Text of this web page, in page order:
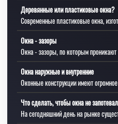
Деревянные или пластиковые окна?
Современные пластиковые окна,
Окна - зазоры
Окна - зазоры, по которым
Окна наружные и внутренние
Оконные конструкции имеют
Что сделать, чтобы окна не
На сегодняшний день на рынке